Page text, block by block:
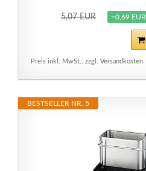
5,07 EUR −0,69 EUR
Preis inkl. MwSt., zzgl. Versandkosten
BESTSELLER NR. 5